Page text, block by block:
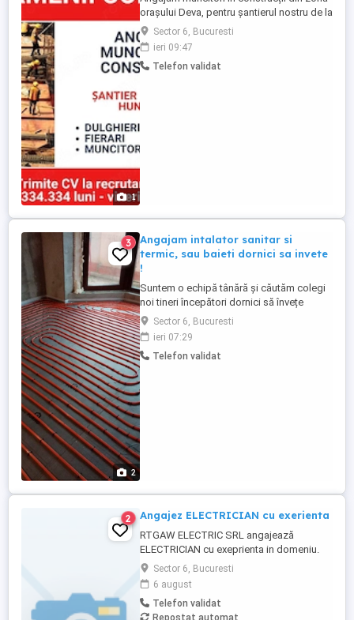
1
orașului Deva, pentru șantierul nostru de la
Vețel, jud Hunedoara. dulgheri fierari,
muncitori necalificati Salariu intre 180-260
lei zi Program de lucru: Luni - Vineri ,
Sâmbata:
Sector 6, Bucuresti
ieri 09:47
Telefon validat
2
3
Angajam intalator sanitar si
termic, sau baieti dornici sa invete
!
Suntem o echipă tânără și căutăm colegi
noi tineri începători dornici să învețe
meserie sau meseriași cu experiență! Ce
lucrări facem: Instalații sanitare și termice
(lipit tras PPR, PVC, încălzire în pardoseală
și tot ce ține de domeniu). Nu angajăm
Sector 6, Bucuresti
ieri 07:29
Telefon validat
2 Angajez ELECTRICIAN cu exerienta
RTGAW ELECTRIC SRL angajează
ELECTRICIAN cu exeprienta in domeniu.
Cautam electricieni cu experienta pentru
proiecte in Bucuresti si Ilfov. *Oferim:* *
5.500 - 7.000 lei net, in functie de
experienta; * bonusuri de performanta; *
Sector 6, Bucuresti
6 august
Telefon validat
Repostat automat